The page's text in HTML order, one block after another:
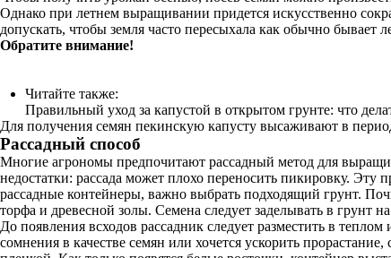
Однако при летнем выращивании придется искусственно
допускать, чтобы земля часто пересыхала как обычно бывает
Обратите внимание!
Читайте также:
Правильный уход за капустой в открытом грунте: что
Для получения семян пекинскую капусту высаживают в
Рассадный способ
Многие агрономы предпочитают рассадный метод для
недостатки: рассада может плохо переносить пикировку.
рассадные контейнеры, важно выбрать подходящий грунт.
торфа и древесной золы. Семена следует заделывать в грунт
До появления всходов рассадник следует разместить в
сомнения в качестве семян или хочется ускорить